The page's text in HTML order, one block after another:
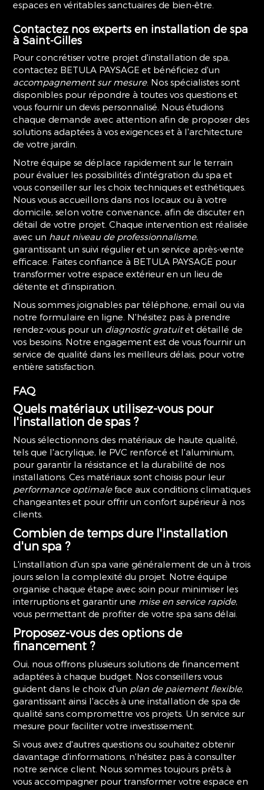
espaces en véritables sanctuaires de bien-être.
Contactez nos experts en installation de spa
à Saint-Gilles
Pour concrétiser votre projet d'installation de spa,
contactez BETULA PAYSAGE et bénéficiez d'un
accompagnement sur mesure. Nos spécialistes sont
disponibles pour répondre à toutes vos questions et
vous fournir un devis personnalisé. Nous étudions
chaque demande avec attention afin de proposer des
solutions adaptées à vos exigences et à l'architecture
de votre jardin.
Notre équipe se déplace rapidement sur le terrain
pour évaluer les possibilités d'intégration du spa et
vous conseiller sur les choix techniques et esthétiques.
Nous vous accueillons dans nos locaux ou à votre
domicile, selon votre convenance, afin de discuter en
détail de votre projet. Chaque intervention est réalisée
avec un haut niveau de professionnalisme,
garantissant un suivi régulier et un service après-vente
efficace. Faites confiance à BETULA PAYSAGE pour
transformer votre espace extérieur en un lieu de
détente et d'inspiration.
Nous sommes joignables par téléphone, email ou via
notre formulaire en ligne. N'hésitez pas à prendre
rendez-vous pour un diagnostic gratuitet détaillé de
vos besoins. Notre engagement est de vous fournir un
service de qualité dans les meilleurs délais, pour votre
entière satisfaction.
FAQ
Quels matériaux utilisez-vous pour
l'installation de spas ?
Nous sélectionnons des matériaux de haute qualité,
tels que l'acrylique, le PVC renforcé et l'aluminium,
pour garantir la résistance et la durabilité de nos
installations. Ces matériaux sont choisis pour leur
performance optimaleface aux conditions climatiques
changeantes et pour offrir un confort supérieur à nos
clients.
Combien de temps dure l'installation
d'un spa ?
L'installation d'un spa varie généralement de un à trois
jours selon la complexité du projet. Notre équipe
organise chaque étape avec soin pour minimiser les
interruptions et garantir une mise en service rapide,
vous permettant de profiter de votre spa sans délai.
Proposez-vous des options de
financement ?
Oui, nous offrons plusieurs solutions de financement
adaptées à chaque budget. Nos conseillers vous
guident dans le choix d'un plan de paiement flexible,
garantissant ainsi l'accès à une installation de spa de
qualité sans compromettre vos projets. Un service sur
mesure pour faciliter votre investissement.
Si vous avez d'autres questions ou souhaitez obtenir
davantage d'informations, n'hésitez pas à consulter
notre service client. Nous sommes toujours prêts à
vous accompagner pour transformer votre espace en